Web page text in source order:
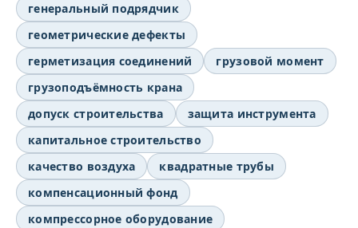
генеральный подрядчик
геометрические дефекты
герметизация соединений
грузовой момент
грузоподъёмность крана
допуск строительства
защита инструмента
капитальное строительство
качество воздуха
квадратные трубы
компенсационный фонд
компрессорное оборудование